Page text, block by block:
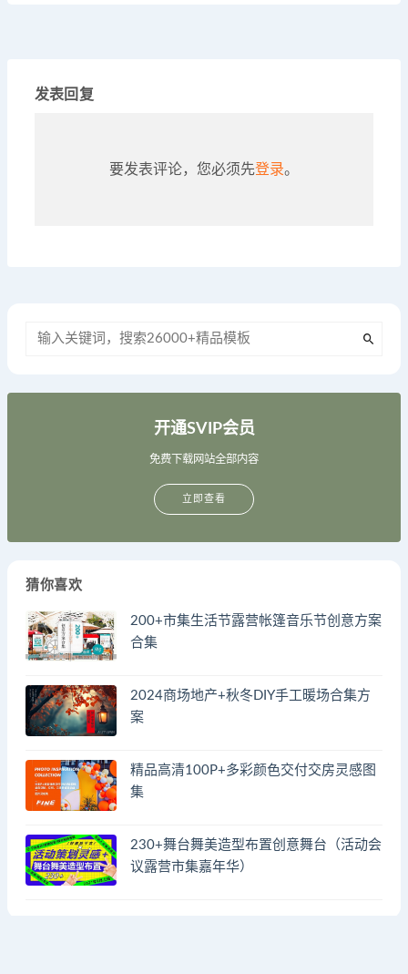
发表回复
要发表评论，您必须先登录。
开通SVIP会员
免费下载网站全部内容
立即查看
猜你喜欢
200+市集生活节露营帐篷音乐节创意方案
合集
2024商场地产+秋冬DIY手工暖场合集方
案
精品高清100P+多彩颜色交付交房灵感图
集
230+舞台舞美造型布置创意舞台（活动会
议露营市集嘉年华）